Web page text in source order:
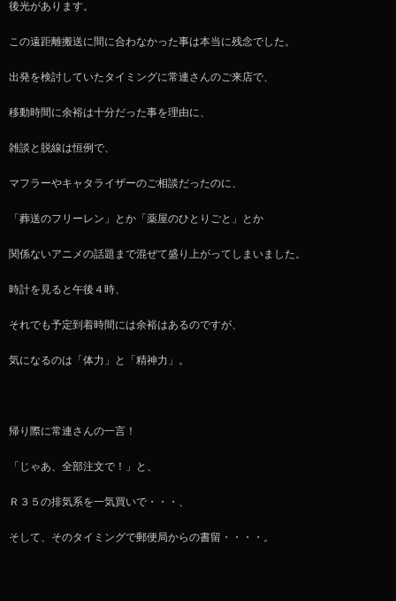
後光があります。
この遠距離搬送に間に合わなかった事は本当に残念でした。
出発を検討していたタイミングに常連さんのご来店で、
移動時間に余裕は十分だった事を理由に、
雑談と脱線は恒例で、
マフラーやキャタライザーのご相談だったのに、
「葬送のフリーレン」とか「薬屋のひとりごと」とか
関係ないアニメの話題まで混ぜて盛り上がってしまいました。
時計を見ると午後４時、
それでも予定到着時間には余裕はあるのですが、
気になるのは「体力」と「精神力」。
帰り際に常連さんの一言！
「じゃあ、全部注文で！」と、
Ｒ３５の排気系を一気買いで・・・、
そして、そのタイミングで郵便局からの書留・・・・。